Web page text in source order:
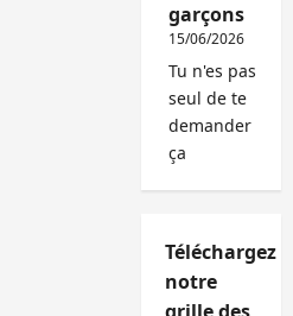
garçons
15/06/2026
Tu n'es pas
seul de te
demander
ça
Téléchargez
notre